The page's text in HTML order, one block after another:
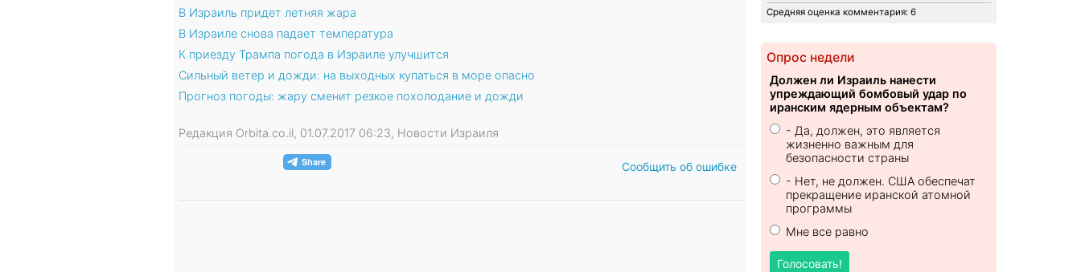
В Израиль придет летняя жара
В Израиле снова падает температура
К приезду Трампа погода в Израиле улучшится
Сильный ветер и дожди: на выходных купаться в море опасно
Прогноз погоды: жару сменит резкое похолодание и дожди
Редакция Orbita.co.il, 01.07.2017 06:23, Новости Израиля
Сообщить об ошибке
Средняя оценка комментария: 6
Опрос недели
Должен ли Израиль нанести
упреждающий бомбовый удар по
иранским ядерным объектам?
- Да, должен, это является
жизненно важным для
безопасности страны
- Нет, не должен. США обеспечат
прекращение иранской атомной
программы
Мне все равно
Голосовать!